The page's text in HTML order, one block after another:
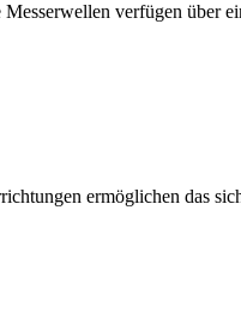
verfügen über
ermöglichen das